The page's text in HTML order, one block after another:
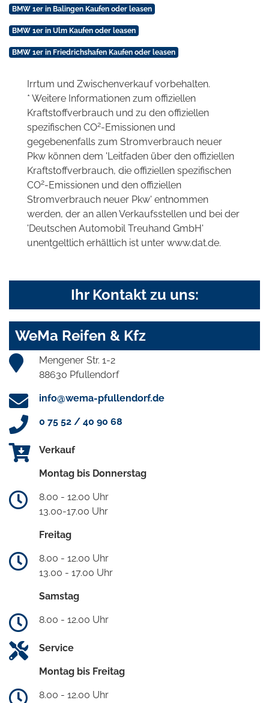
BMW 1er in Balingen Kaufen oder leasen
BMW 1er in Ulm Kaufen oder leasen
BMW 1er in Friedrichshafen Kaufen oder leasen
Irrtum und Zwischenverkauf vorbehalten.
* Weitere Informationen zum offiziellen
Kraftstoffverbrauch und zu den offiziellen
spezifischen CO2-Emissionen und
gegebenenfalls zum Stromverbrauch neuer
Pkw können dem 'Leitfaden über den offiziellen
Kraftstoffverbrauch, die offiziellen spezifischen
CO2-Emissionen und den offiziellen
Stromverbrauch neuer Pkw' entnommen
werden, der an allen Verkaufsstellen und bei der
'Deutschen Automobil Treuhand GmbH'
unentgeltlich erhältlich ist unter www.dat.de.
Ihr Kontakt zu uns:
WeMa Reifen & Kfz
Mengener Str. 1-2
88630 Pfullendorf
info@wema-pfullendorf.de
0 75 52 / 40 90 68
Verkauf
Montag bis Donnerstag
8.00 - 12.00 Uhr
13.00-17.00 Uhr
Freitag
8.00 - 12.00 Uhr
13.00 - 17.00 Uhr
Samstag
8.00 - 12.00 Uhr
Service
Montag bis Freitag
8.00 - 12.00 Uhr